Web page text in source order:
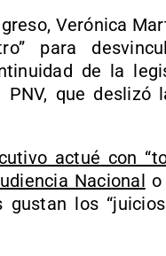
Verónica
para
de la
que deslizó
actué con
Nacional
los